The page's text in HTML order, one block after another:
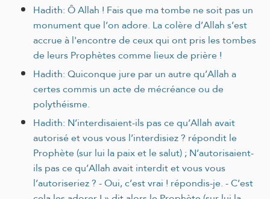
Hadith: Ô Allah ! Fais que ma tombe ne soit pas un
monument que l’on adore. La colère d’Allah s’est
accrue à l'encontre de ceux qui ont pris les tombes
de leurs Prophètes comme lieux de prière !
Hadith: Quiconque jure par un autre qu’Allah a
certes commis un acte de mécréance ou de
polythéisme.
Hadith: N’interdisaient-ils pas ce qu’Allah avait
autorisé et vous vous l’interdisiez ? répondit le
Prophète (sur lui la paix et le salut) ; N’autorisaient-
ils pas ce qu’Allah avait interdit et vous vous
l’autoriseriez ? - Oui, c’est vrai ! répondis-je. - C’est